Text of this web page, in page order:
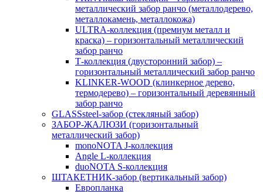
металлический забор ранчо (металлодерево,
металлокамень, металлокожа)
ULTRA-коллекция (премиум металл и
краска) – горизонтальный металлический
забор ранчо
Т-коллекция (двусторонний забор) –
горизонтальный металлический забор ранчо
KLINKER-WOOD (клинкерное дерево,
термодерево) – горизонтальный деревянный
забор ранчо
GLASSsteel-забор (стекляный забор)
ЗАБОР-ЖАЛЮЗИ (горизонтальный
металлический забор)
monoNOTA J-коллекция
Angle L-коллекция
duoNOTA S-коллекция
ШТАКЕТНИК-забор (вертикальный забор)
Европланка